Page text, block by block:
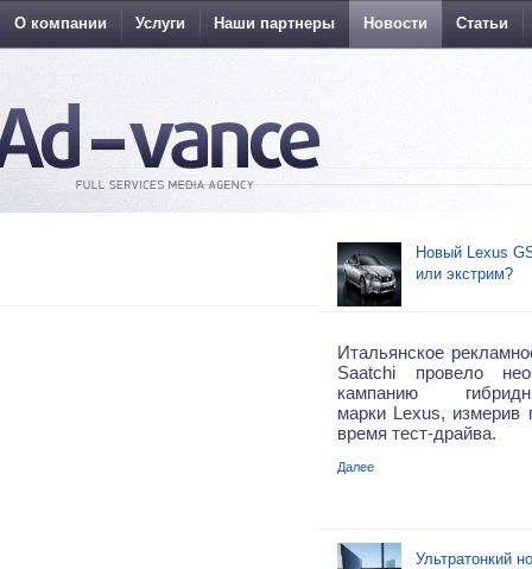
О компании Услуги Наши партнеры Новости Статьи
Новый Lexus
или экстрим?
Итальянское
Saatchi провело
кампанию
марки Lexus, измерив
время тест-драйва.
Далее
Ультратонкий